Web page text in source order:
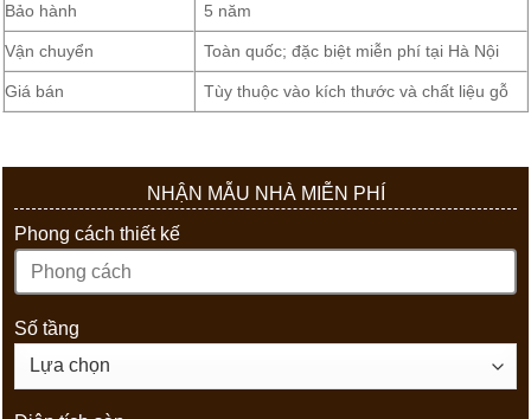
Bảo hành 5 năm
Vận chuyển Toàn quốc; đặc biệt miễn phí tại Hà Nội
Giá bán Tùy thuộc vào kích thước và chất liệu gỗ
NHẬN MẪU NHÀ MIỄN PHÍ
Phong cách thiết kế
Số tầng